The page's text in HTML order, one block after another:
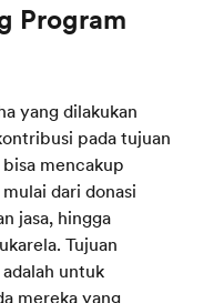
Program
yang dilakukan
pada tujuan
mencakup
dari donasi
jasa, hingga
Tujuan
untuk
mereka yang